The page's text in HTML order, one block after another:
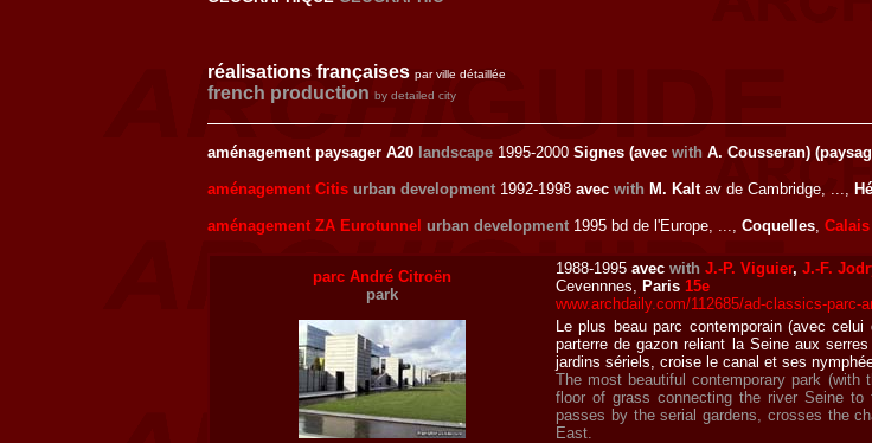
réalisations françaises par ville détaillée
french production by detailed city
aménagement paysager A20 landscape 1995-2000 Signes (avec with A. Cousseran)
aménagement Citis urban development 1992-1998 avec with M. Kaltav de Cambridge, ...,
aménagement ZA Eurotunnel urban development 1995 bd de l'Europe, ..., Coquelles, Calais
parc André Citroën
park
1988-1995 avec with J.-P. Viguier, J.-F.
Cevennnes, Paris 15e
www.archdaily.com/112685/ad-classics-parc-
Le plus beau parc contemporain (avec
parterre de gazon reliant la Seine aux
jardins sériels, croise le canal et ses
The most beautiful contemporary park
floor of grass connecting the river Seine to
passes by the serial gardens, crosses the
East.